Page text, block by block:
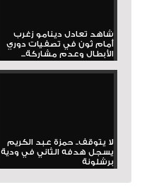
شاهد تعادل دينامو زغرب
أمام ثون في تصفيات دوري
الأبطال وعدم مشاركة...
لا يتوقف.. حمزة عبد الكريم
يسجل هدفه الثاني في ودية
برشلونة